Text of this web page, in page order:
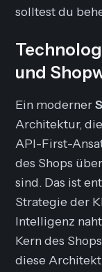
solltest du
und
Ein moderner
Architektur,
API-First-
des Shops
sind. Das ist
Strategie der
Intelligenz
Kern des
diese